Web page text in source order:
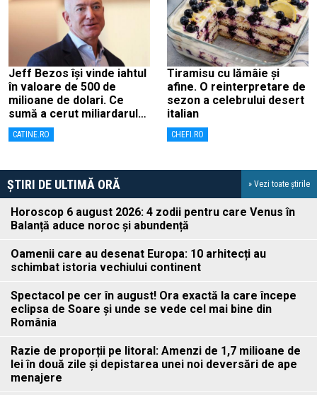
Jeff Bezos își vinde iahtul
în valoare de 500 de
milioane de dolari. Ce
sumă a cerut miliardarul
pentru nava sa, Koru
CATINE.RO
Tiramisu cu lămâie și
afine. O reinterpretare de
sezon a celebrului desert
italian
CHEFI.RO
ȘTIRI DE ULTIMĂ ORĂ » Vezi toate știrile
Horoscop 6 august 2026: 4 zodii pentru care Venus în
Balanță aduce noroc și abundență
Oamenii care au desenat Europa: 10 arhitecți au
schimbat istoria vechiului continent
Spectacol pe cer în august! Ora exactă la care începe
eclipsa de Soare și unde se vede cel mai bine din
România
Razie de proporții pe litoral: Amenzi de 1,7 milioane de
lei în două zile și depistarea unei noi deversări de ape
menajere